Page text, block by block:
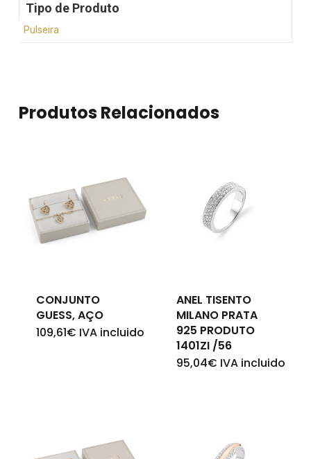
Nenhum produto no
Go To Shop
Tipo de Produto
Pulseira
Produtos Relacionados
CONJUNTO
GUESS, AÇO
109,61€ IVA incluido
ANEL TISENTO
MILANO PRATA
925 PRODUTO
1401ZI /56
95,04€ IVA incluido